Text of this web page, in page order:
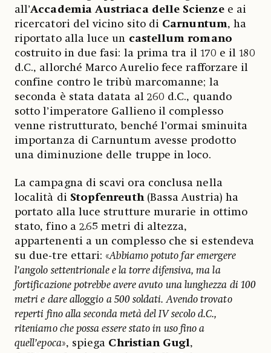
all’Accademia Austriaca delle Scienzee ai
ricercatori del vicino sito di Carnuntum, ha
riportato alla luce un castellum romano
costruito in due fasi: la prima tra il 170 e il 180
d.C., allorché Marco Aurelio fece rafforzare il
confine contro le tribù marcomanne; la
seconda è stata datata al 260 d.C., quando
sotto l’imperatore Gallieno il complesso
venne ristrutturato, benché l’ormai sminuita
importanza di Carnuntum avesse prodotto
una diminuzione delle truppe in loco.
La campagna di scavi ora conclusa nella
località di Stopfenreuth(Bassa Austria) ha
portato alla luce strutture murarie in ottimo
stato, fino a 2.65 metri di altezza,
appartenenti a un complesso che si estendeva
su due-tre ettari: «Abbiamo potuto far emergere
l’angolo settentrionale e la torre difensiva, ma la
fortificazione potrebbe avere avuto una lunghezza di 100
metri e dare alloggio a 500 soldati. Avendo trovato
reperti fino alla seconda metà del IV secolo d.C.,
riteniamo che possa essere stato in uso fino a
quell’epoca», spiega Christian Gugl,